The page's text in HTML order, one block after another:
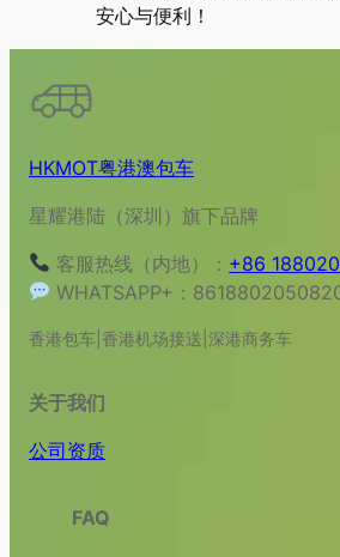
安心与便利！
HKMOT粤港澳包车
星耀港陆（深圳）旗下品牌
客服热线（内地）： +86
WHATSAPP+：
香港包车|香港机场接送|深港商务车
关于我们
公司资质
FAQ